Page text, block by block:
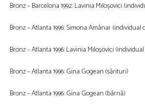
Bronz – Barcelona 1992: Lavinia Miloșovici
Bronz – Atlanta 1996: Simona Amânar (individual
Bronz – Atlanta 1996: Lavinia Miloșovici
Bronz – Atlanta 1996: Gina Gogean (sărituri)
Bronz – Atlanta 1996: Gina Gogean (bârnă)